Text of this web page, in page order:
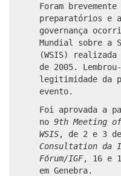
Foram
preparatórios e
governança
Mundial sobre a
(WSIS) realizada
de 2005.
legitimidade da
evento.
Foi aprovada a
no 9th Meeting
WSIS, de 2 e 3
Consultation da
Fórum/IGF, 16 e
em Genebra.